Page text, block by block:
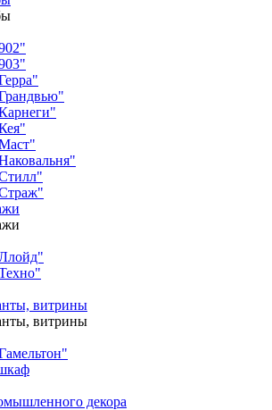
витрины
витрины
декора